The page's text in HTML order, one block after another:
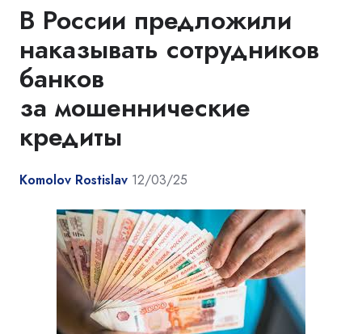
В России предложили
наказывать сотрудников
банков
за мошеннические
кредиты
Komolov Rostislav 12/03/25